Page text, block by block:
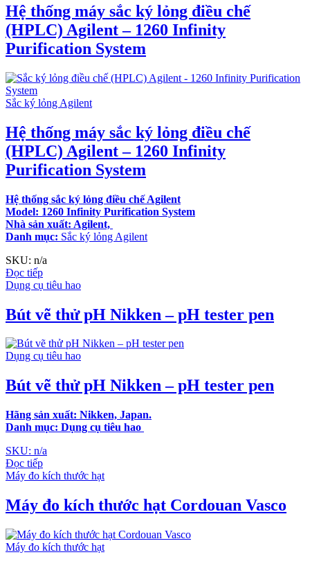
Hệ thống máy sắc ký lỏng điều chế
(HPLC) Agilent – 1260 Infinity
Purification System
Sắc ký lỏng Agilent
Hệ thống máy sắc ký lỏng điều chế
(HPLC) Agilent – 1260 Infinity
Purification System
Hệ thống sắc ký lỏng điều chế Agilent
Model: 1260 Infinity Purification System
Nhà sản xuất: Agilent,
Danh mục: Sắc ký lỏng Agilent
SKU: n/a
Đọc tiếp
Dụng cụ tiêu hao
Bút vẽ thử pH Nikken – pH tester pen
Dụng cụ tiêu hao
Bút vẽ thử pH Nikken – pH tester pen
Hãng sản xuất: Nikken, Japan.
Danh mục: Dụng cụ tiêu hao
SKU: n/a
Đọc tiếp
Máy đo kích thước hạt
Máy đo kích thước hạt Cordouan Vasco
Máy đo kích thước hạt